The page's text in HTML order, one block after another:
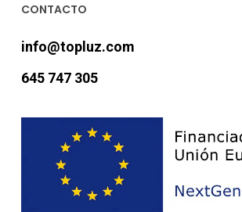
CONTACTO
info@topluz.com
645 747 305